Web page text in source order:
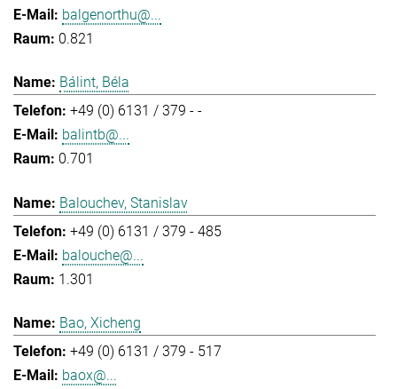
balgenorthu@...
0.821
Bálint, Béla
+49 (0) 6131 / 379 - -
balintb@...
0.701
Balouchev, Stanislav
+49 (0) 6131 / 379 - 485
balouche@...
1.301
Bao, Xicheng
+49 (0) 6131 / 379 - 517
baox@...